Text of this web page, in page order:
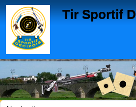
Tir Sportif
Panneau de gestion des cookies